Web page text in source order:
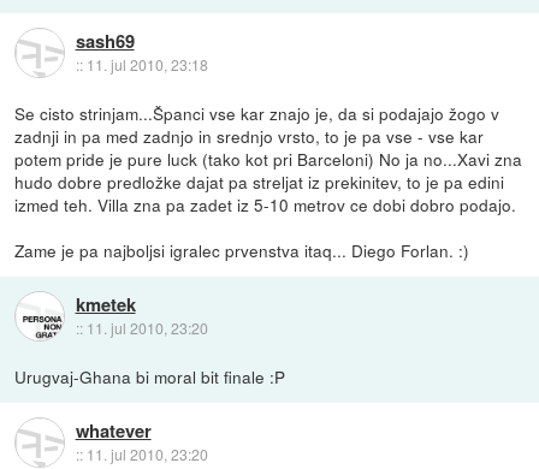
sash69
:: 11. jul 2010, 23:18
Se cisto strinjam...Španci vse kar znajo je, da si podajajo žogo v
zadnji in pa med zadnjo in srednjo vrsto, to je pa vse - vse kar
potem pride je pure luck (tako kot pri Barceloni) No ja no...Xavi zna
hudo dobre predložke dajat pa streljat iz prekinitev, to je pa edini
izmed teh. Villa zna pa zadet iz 5-10 metrov ce dobi dobro podajo.
Zame je pa najboljsi igralec prvenstva itaq... Diego Forlan. :)
kmetek
:: 11. jul 2010, 23:20
Urugvaj-Ghana bi moral bit finale :P
whatever
:: 11. jul 2010, 23:20